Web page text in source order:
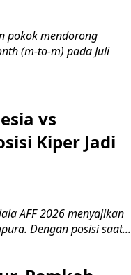
pokok mendorong
(m-to-m) pada Juli
vs
Kiper Jadi
AFF 2026 menyajikan
Dengan posisi saat...